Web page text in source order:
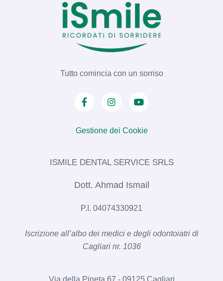
Tutto comincia con un sorriso
Gestione dei Cookie
ISMILE DENTAL SERVICE SRLS​
Dott. Ahmad Ismail
P.I. 04074330921
Iscrizione all’albo dei medici e degli odontoiatri di
Cagliari nr. 1036​